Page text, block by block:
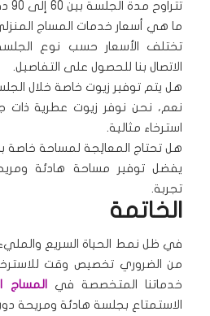
تتراوح مدة الجلسة بين 60 إلى 90 دقيقة حسب الطلب.
ما هي أسعار خدمات المساج
تختلف الأسعار حسب نوع
الاتصال بنا للحصول على التفاصيل.
هل يتم توفير زيوت خاصة خلال
نعم، نحن نوفر زيوت عطرية ذات
استرخاء مثالية.
هل تحتاج المعالِجة لمساحة خاصة
يفضل توفير مساحة هادئة
تجربة.
الخاتمة
في ظل نمط الحياة السريع
من الضروري تخصيص وقت
خدماتنا المتخصصة في
المساج
الاستمتاع بجلسة هادئة ومريحة